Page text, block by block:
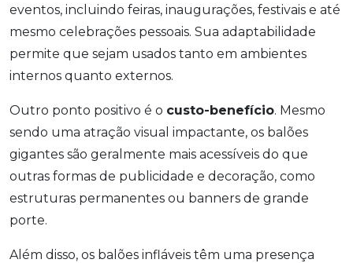
eventos, incluindo feiras, inaugurações, festivais e até
mesmo celebrações pessoais. Sua adaptabilidade
permite que sejam usados tanto em ambientes
internos quanto externos.
Outro ponto positivo é o custo-benefício. Mesmo
sendo uma atração visual impactante, os balões
gigantes são geralmente mais acessíveis do que
outras formas de publicidade e decoração, como
estruturas permanentes ou banners de grande
porte.
Além disso, os balões infláveis têm uma presença